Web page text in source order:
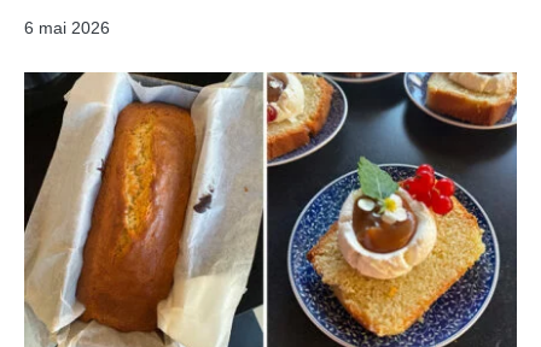
6 mai 2026